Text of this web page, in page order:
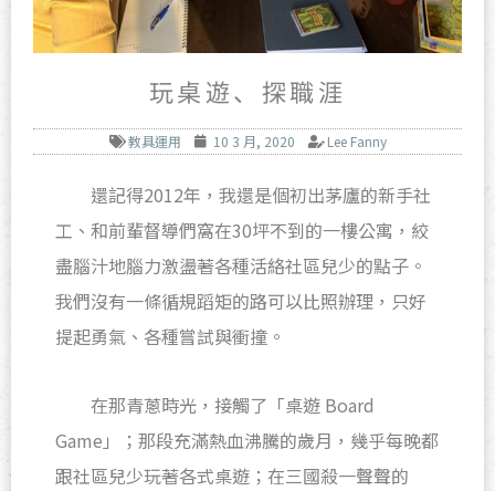
玩桌遊、探職涯
教具運用 10 3 月, 2020 Lee Fanny
還記得2012年，我還是個初出茅廬的新手社
工、和前輩督導們窩在30坪不到的一樓公寓，絞
盡腦汁地腦力激盪著各種活絡社區兒少的點子。
我們沒有一條循規蹈矩的路可以比照辦理，只好
提起勇氣、各種嘗試與衝撞。
在那青蔥時光，接觸了「桌遊 Board
Game」；那段充滿熱血沸騰的歲月，幾乎每晚都
跟社區兒少玩著各式桌遊；在三國殺一聲聲的